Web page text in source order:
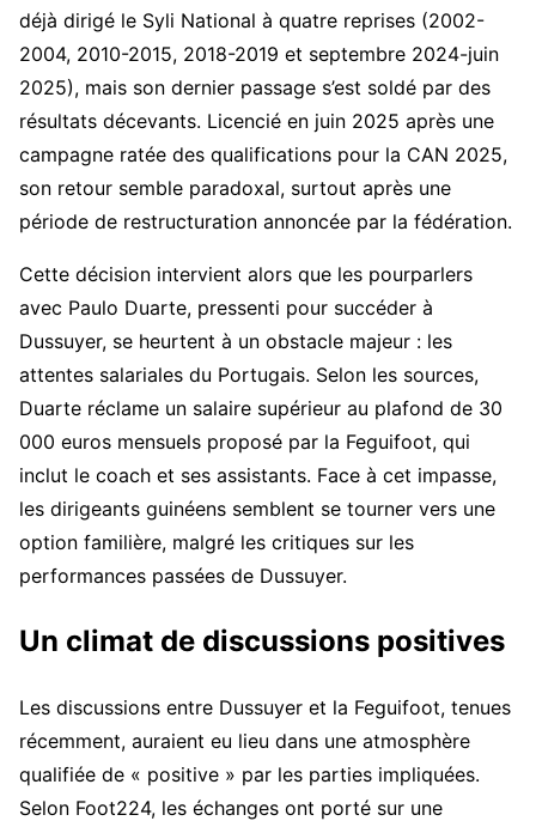
déjà dirigé le Syli National à quatre reprises (2002-
2004, 2010-2015, 2018-2019 et septembre 2024-juin
2025), mais son dernier passage s’est soldé par des
résultats décevants. Licencié en juin 2025 après une
campagne ratée des qualifications pour la CAN 2025,
son retour semble paradoxal, surtout après une
période de restructuration annoncée par la fédération.
Cette décision intervient alors que les pourparlers
avec Paulo Duarte, pressenti pour succéder à
Dussuyer, se heurtent à un obstacle majeur : les
attentes salariales du Portugais. Selon les sources,
Duarte réclame un salaire supérieur au plafond de 30
000 euros mensuels proposé par la Feguifoot, qui
inclut le coach et ses assistants. Face à cet impasse,
les dirigeants guinéens semblent se tourner vers une
option familière, malgré les critiques sur les
performances passées de Dussuyer.
Un climat de discussions positives
Les discussions entre Dussuyer et la Feguifoot, tenues
récemment, auraient eu lieu dans une atmosphère
qualifiée de « positive » par les parties impliquées.
Selon Foot224, les échanges ont porté sur une